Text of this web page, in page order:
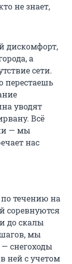
не знает,
дискомфорт,
а
сети.
перестаешь
уводят
Всё
— мы
нас
течению на
соревнуются
до скалы
мы
снегоходы
ней с учетом